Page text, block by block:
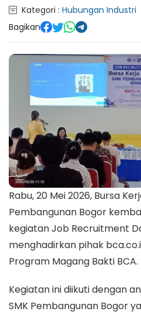
Kategori : Hubungan Industri
Bagikan
Rabu, 20 Mei 2026, Bursa
Pembangunan Bogor
kegiatan Job Recruitment
menghadirkan pihak
Program Magang Bakti BCA.
Kegiatan ini diikuti dengan
SMK Pembangunan Bogor